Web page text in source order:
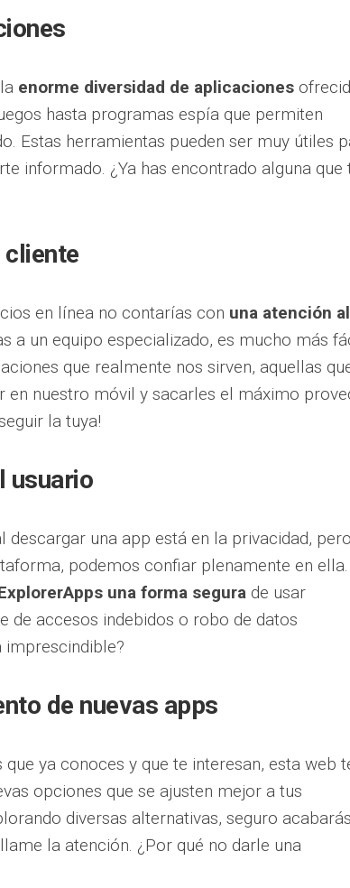
enorme diversidad de aplicaciones
hasta programas espía que permiten
Estas herramientas pueden ser muy útiles
informado. ¿Ya has encontrado alguna que
en línea no contarías con una atención al
a un equipo especializado, es mucho más
que realmente nos sirven, aquellas
en nuestro móvil y sacarles el máximo
la tuya!
usuario
una app está en la privacidad,
podemos confiar plenamente en ella.
una forma segura de usar
de accesos indebidos o robo de datos
imprescindible?
de nuevas apps
ya conoces y que te interesan, esta web
opciones que se ajusten mejor a tus
diversas alternativas, seguro
la atención. ¿Por qué no darle una